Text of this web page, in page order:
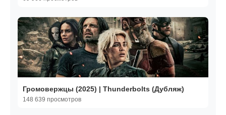
Громовержцы (2025) | Thunderbolts (Дубляж)
148 639 просмотров